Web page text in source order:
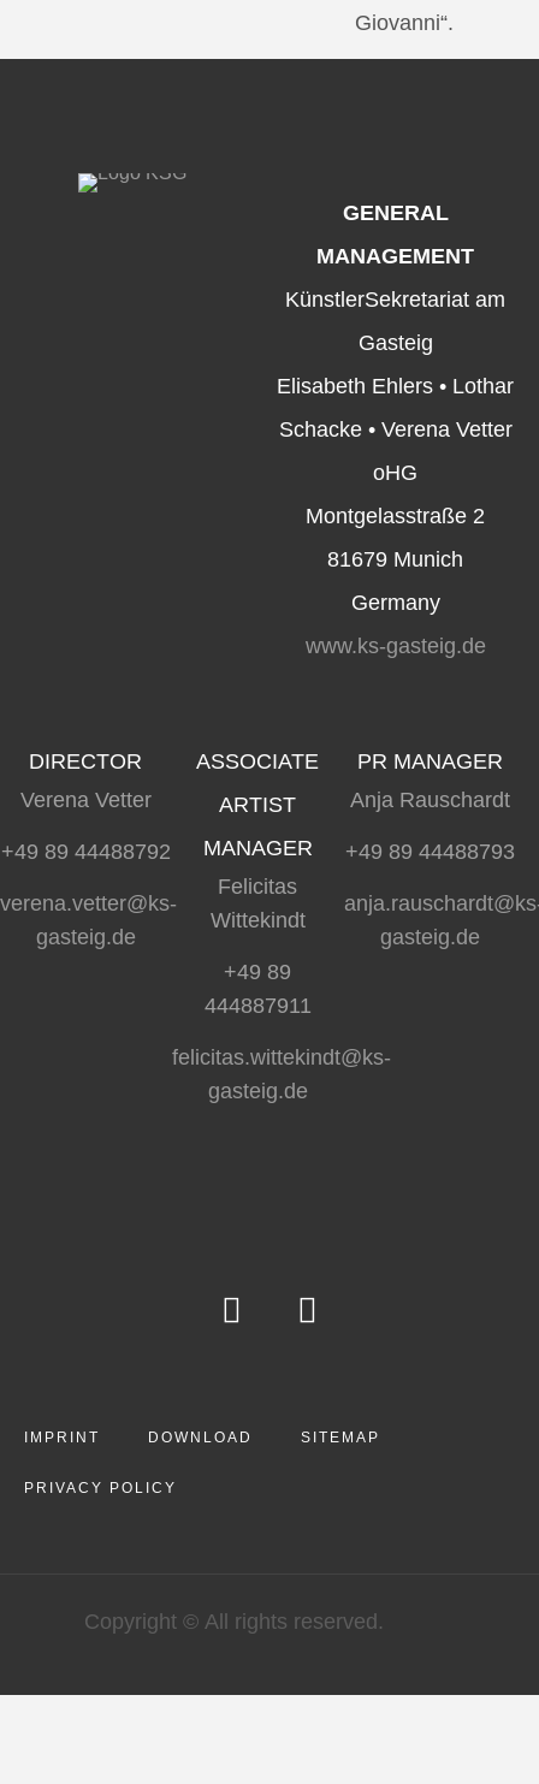
Giovanni“.
GENERAL
MANAGEMENT
KünstlerSekretariat am
Gasteig
Elisabeth Ehlers • Lothar
Schacke • Verena Vetter
oHG
Montgelasstraße 2
81679 Munich
Germany
www.ks-gasteig.de
DIRECTOR
Verena Vetter
+49 89 44488792
verena.vetter@ks-
gasteig.de
ASSOCIATE
ARTIST
MANAGER
Felicitas
Wittekindt
+49 89
444887911
felicitas.wittekindt@ks-
gasteig.de
PR MANAGER
Anja Rauschardt
+49 89 44488793
gasteig.de
IMPRINT DOWNLOAD SITEMAP
PRIVACY POLICY
Copyright © All rights reserved.